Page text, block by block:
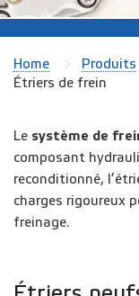
Home Produits
Étriers de frein
Le système de
composant
reconditionné,
charges rigoureux
freinage.